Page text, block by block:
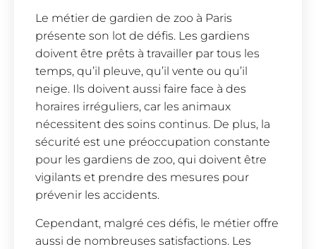
Le métier de gardien de zoo à Paris
présente son lot de défis. Les gardiens
doivent être prêts à travailler par tous les
temps, qu’il pleuve, qu’il vente ou qu’il
neige. Ils doivent aussi faire face à des
horaires irréguliers, car les animaux
nécessitent des soins continus. De plus, la
sécurité est une préoccupation constante
pour les gardiens de zoo, qui doivent être
vigilants et prendre des mesures pour
prévenir les accidents.
Cependant, malgré ces défis, le métier offre
aussi de nombreuses satisfactions. Les